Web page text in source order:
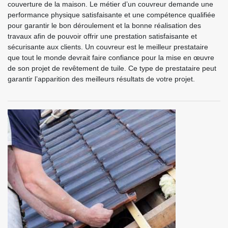
couverture de la maison. Le métier d’un couvreur demande une
performance physique satisfaisante et une compétence qualifiée
pour garantir le bon déroulement et la bonne réalisation des
travaux afin de pouvoir offrir une prestation satisfaisante et
sécurisante aux clients. Un couvreur est le meilleur prestataire
que tout le monde devrait faire confiance pour la mise en œuvre
de son projet de revêtement de tuile. Ce type de prestataire peut
garantir l’apparition des meilleurs résultats de votre projet.